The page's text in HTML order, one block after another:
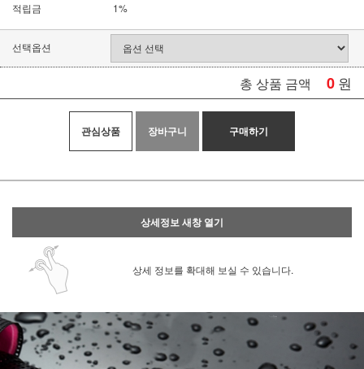
적립금
1%
선택옵션
총 상품 금액 0 원
관심상품 장바구니 구매하기
상세정보 새창 열기
상세 정보를 확대해 보실 수 있습니다.